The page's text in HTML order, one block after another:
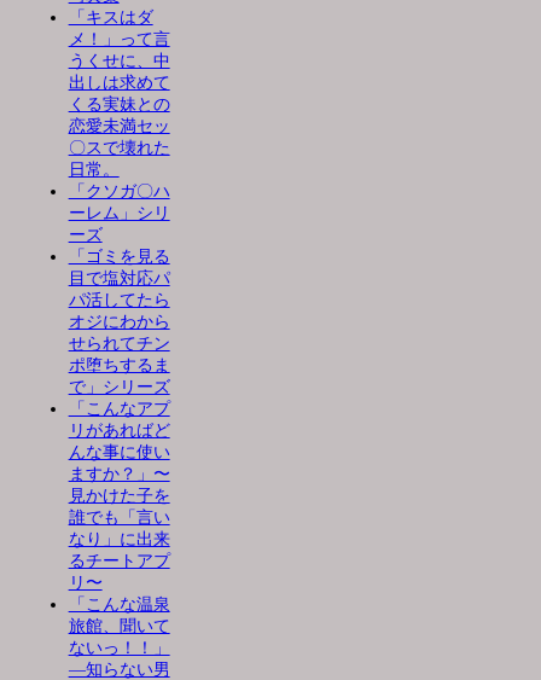
「キスはダ
メ！」って言
うくせに、中
出しは求めて
くる実妹との
恋愛未満セッ
〇スで壊れた
日常。
「クソガ〇ハ
ーレム」シリ
ーズ
「ゴミを見る
目で塩対応パ
パ活してたら
オジにわから
せられてチン
ポ堕ちするま
で」シリーズ
「こんなアプ
リがあればど
んな事に使い
ますか？」〜
見かけた子を
誰でも「言い
なり」に出来
るチートアプ
リ〜
「こんな温泉
旅館、聞いて
ないっ！！」
―知らない男